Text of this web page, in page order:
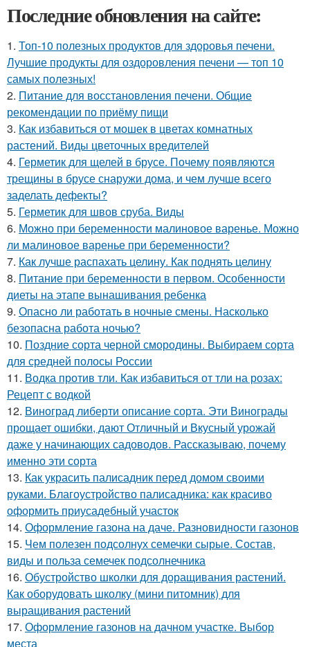
Последние обновления на сайте:
1. Топ-10 полезных продуктов для здоровья печени.
Лучшие продукты для оздоровления печени — топ 10
самых полезных!
2. Питание для восстановления печени. Общие
рекомендации по приёму пищи
3. Как избавиться от мошек в цветах комнатных
растений. Виды цветочных вредителей
4. Герметик для щелей в брусе. Почему появляются
трещины в брусе снаружи дома, и чем лучше всего
заделать дефекты?
5. Герметик для швов сруба. Виды
6. Можно при беременности малиновое варенье. Можно
ли малиновое варенье при беременности?
7. Как лучше распахать целину. Как поднять целину
8. Питание при беременности в первом. Особенности
диеты на этапе вынашивания ребенка
9. Опасно ли работать в ночные смены. Насколько
безопасна работа ночью?
10. Поздние сорта черной смородины. Выбираем сорта
для средней полосы России
11. Водка против тли. Как избавиться от тли на розах:
Рецепт с водкой
12. Виноград либерти описание сорта. Эти Винограды
прощает ошибки, дают Отличный и Вкусный урожай
даже у начинающих садоводов. Рассказываю, почему
именно эти сорта
13. Как украсить палисадник перед домом своими
руками. Благоустройство палисадника: как красиво
оформить приусадебный участок
14. Оформление газона на даче. Разновидности газонов
15. Чем полезен подсолнух семечки сырые. Состав,
виды и польза семечек подсолнечника
16. Обустройство школки для доращивания растений.
Как оборудовать школку (мини питомник) для
выращивания растений
17. Оформление газонов на дачном участке. Выбор
места